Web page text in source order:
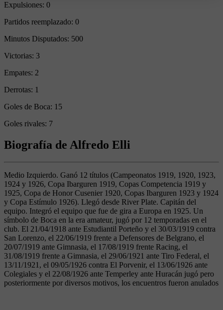
Expulsiones: 0
Partidos reemplazado: 0
Minutos Disputados: 500
Victorias: 3
Empates: 2
Derrotas: 1
Goles de Boca: 15
Goles rivales: 7
Biografía de Alfredo Elli
Medio Izquierdo. Ganó 12 títulos (Campeonatos 1919, 1920, 1923,
1924 y 1926, Copa Ibarguren 1919, Copas Competencia 1919 y
1925, Copa de Honor Cusenier 1920, Copas Ibarguren 1923 y 1924
y Copa Estímulo 1926). Llegó desde River Plate. Capitán del
equipo. Integró el equipo que fue de gira a Europa en 1925. Un
símbolo de Boca en la era amateur, jugó por 12 temporadas en el
club. El 21/04/1918 ante Estudiantil Porteño y el 30/03/1919 contra
San Lorenzo, el 22/06/1919 frente a Defensores de Belgrano, el
20/07/1919 ante Gimnasia, el 17/08/1919 frente Racing, el
31/08/1919 frente a Gimnasia, el 29/06/1921 ante Tiro Federal, el
13/11/1921, el 09/05/1926 contra El Porvenir, el 13/06/1926 ante
Colegiales y el 22/08/1926 ante Temperley ante Huracán jugó pero
posteriormente por diversos motivos, los encuentros fueron anulados